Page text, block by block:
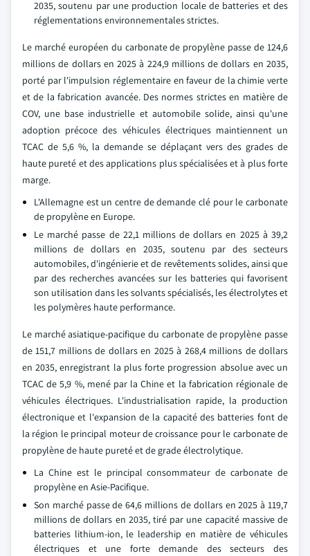
2035, soutenu par une production locale de batteries et des
réglementations environnementales strictes.
Le marché européen du carbonate de propylène passe de 124,6
millions de dollars en 2025 à 224,9 millions de dollars en 2035,
porté par l'impulsion réglementaire en faveur de la chimie verte
et de la fabrication avancée. Des normes strictes en matière de
COV, une base industrielle et automobile solide, ainsi qu'une
adoption précoce des véhicules électriques maintiennent un
TCAC de 5,6 %, la demande se déplaçant vers des grades de
haute pureté et des applications plus spécialisées et à plus forte
marge.
L'Allemagne est un centre de demande clé pour le carbonate
de propylène en Europe.
Le marché passe de 22,1 millions de dollars en 2025 à 39,2
millions de dollars en 2035, soutenu par des secteurs
automobiles, d'ingénierie et de revêtements solides, ainsi que
par des recherches avancées sur les batteries qui favorisent
son utilisation dans les solvants spécialisés, les électrolytes et
les polymères haute performance.
Le marché asiatique-pacifique du carbonate de propylène passe
de 151,7 millions de dollars en 2025 à 268,4 millions de dollars
en 2035, enregistrant la plus forte progression absolue avec un
TCAC de 5,9 %, mené par la Chine et la fabrication régionale de
véhicules électriques. L'industrialisation rapide, la production
électronique et l'expansion de la capacité des batteries font de
la région le principal moteur de croissance pour le carbonate de
propylène de haute pureté et de grade électrolytique.
La Chine est le principal consommateur de carbonate de
propylène en Asie-Pacifique.
Son marché passe de 64,6 millions de dollars en 2025 à 119,7
millions de dollars en 2035, tiré par une capacité massive de
batteries lithium-ion, le leadership en matière de véhicules
électriques et une forte demande des secteurs des